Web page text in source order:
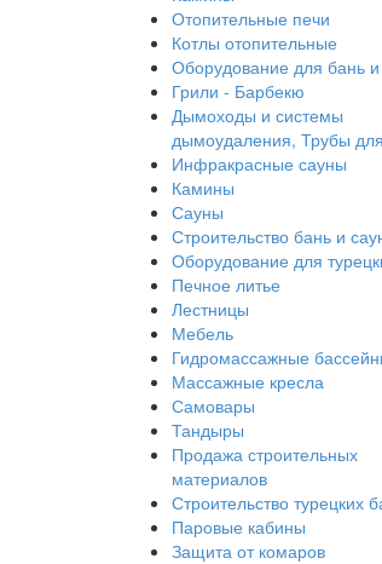
Отопительные печи
Котлы отопительные
Оборудование для бань и
Грили - Барбекю
Дымоходы и системы
дымоудаления, Трубы
Инфракрасные сауны
Камины
Сауны
Строительство бань и
Оборудование для
Печное литье
Лестницы
Мебель
Гидромассажные
Массажные кресла
Самовары
Тандыры
Продажа строительных
материалов
Строительство турецких
Паровые кабины
Защита от комаров